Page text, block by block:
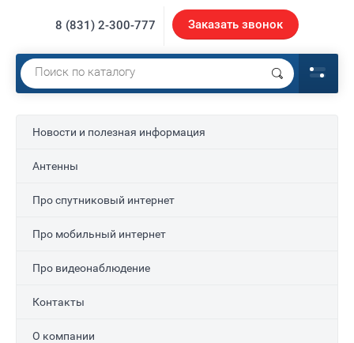
8 (831) 2-300-777 Заказать звонок
Новости и полезная информация
Антенны
Про спутниковый интернет
Про мобильный интернет
Про видеонаблюдение
Контакты
О компании